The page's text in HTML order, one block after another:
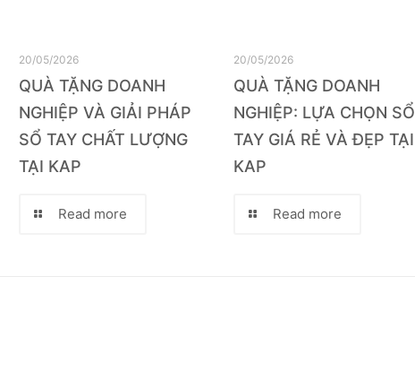
20/05/2026
QUÀ TẶNG DOANH
NGHIỆP VÀ GIẢI PHÁP
SỔ TAY CHẤT LƯỢNG
TẠI KAP
Read more
20/05/2026
QUÀ TẶNG DOANH
NGHIỆP: LỰA CHỌN SỔ
TAY GIÁ RẺ VÀ ĐẸP TẠI
KAP
Read more